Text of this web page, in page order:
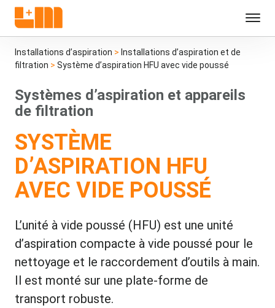
Installations d’aspiration > Installations d’aspiration et de
filtration > Système d’aspiration HFU avec vide poussé
Systèmes d’aspiration et appareils
de filtration
SYSTÈME
D’ASPIRATION HFU
AVEC VIDE POUSSÉ
L’unité à vide poussé (HFU) est une unité
d’aspiration compacte à vide poussé pour le
nettoyage et le raccordement d’outils à main.
Il est monté sur une plate-forme de
transport robuste.